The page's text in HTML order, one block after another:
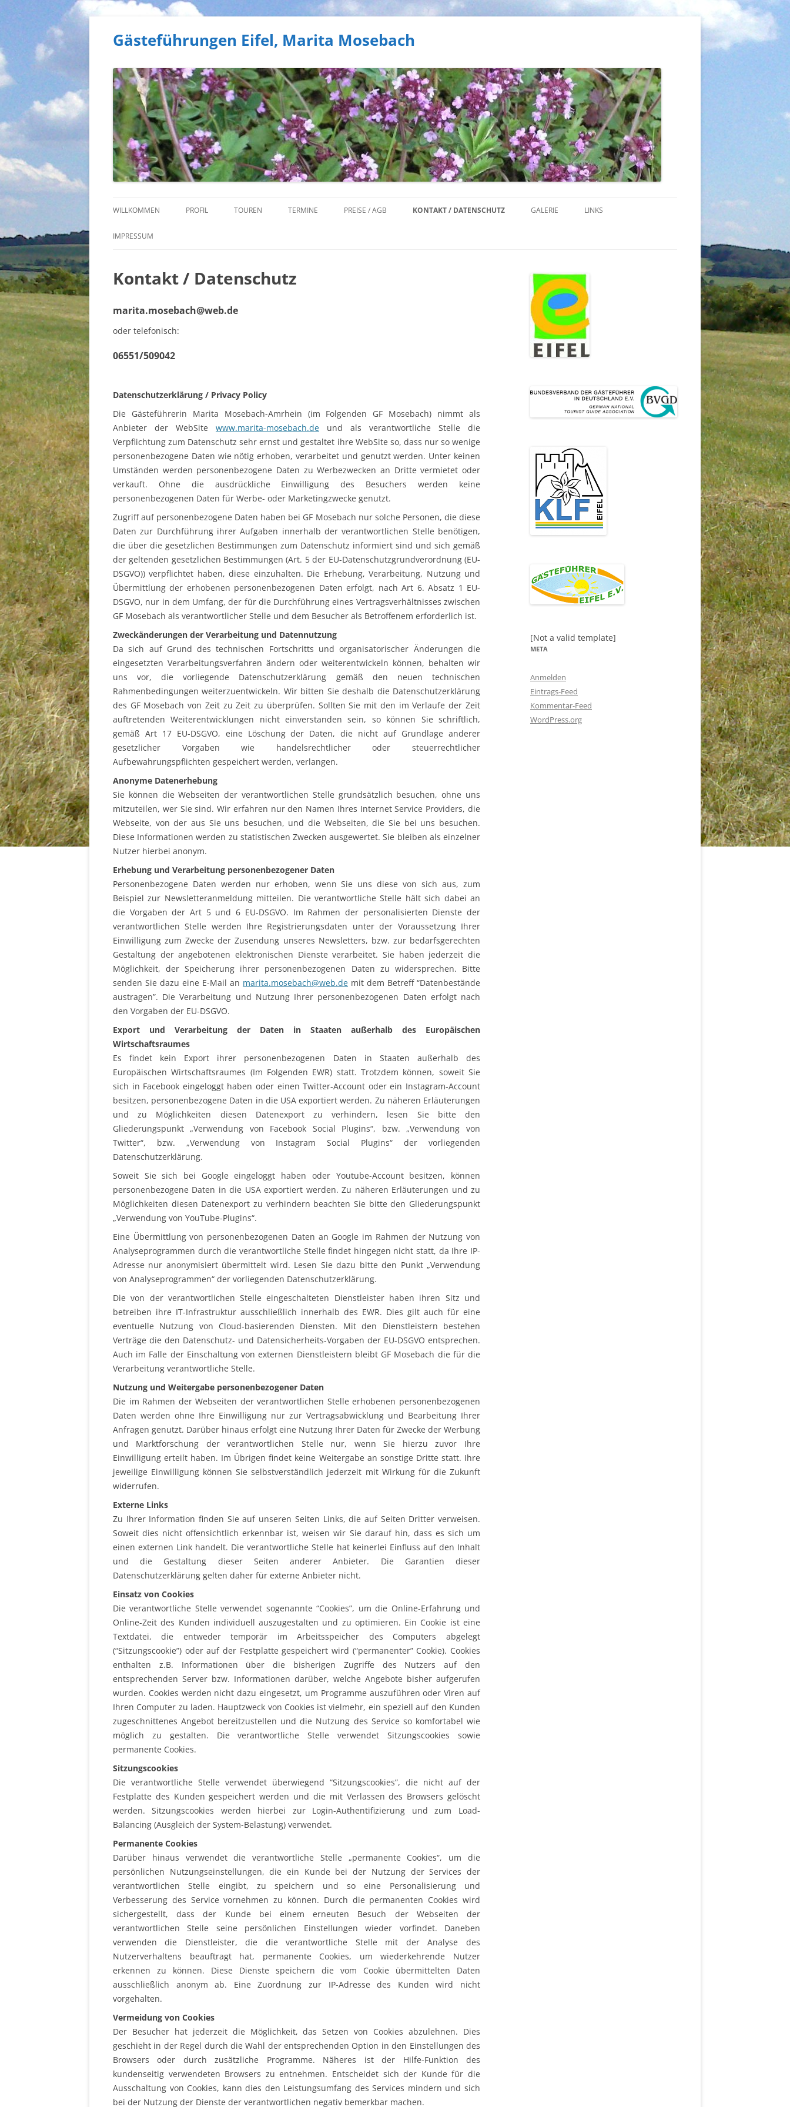
Gästeführungen Eifel, Marita Mosebach
Inhalt
WILLKOMMEN PROFIL TOUREN
VULKANEIFEL
TRIER
TERMINE PREISE / AGB KONTAKT / DATENSCHUTZ GALERIE LINKS
IMPRESSUM
Kontakt / Datenschutz
marita.mosebach@web.de
oder telefonisch:
06551/509042
Datenschutzerklärung / Privacy Policy
Die Gästeführerin Marita Mosebach-Amrhein (im Folgenden GF Mosebach) nimmt als
Anbieter der WebSite www.marita-mosebach.de und als verantwortliche Stelle die
Verpflichtung zum Datenschutz sehr ernst und gestaltet ihre WebSite so, dass nur so wenige
personenbezogene Daten wie nötig erhoben, verarbeitet und genutzt werden. Unter keinen
Umständen werden personenbezogene Daten zu Werbezwecken an Dritte vermietet oder
verkauft. Ohne die ausdrückliche Einwilligung des Besuchers werden keine
personenbezogenen Daten für Werbe- oder Marketingzwecke genutzt.
Zugriff auf personenbezogene Daten haben bei GF Mosebach nur solche Personen, die diese
Daten zur Durchführung ihrer Aufgaben innerhalb der verantwortlichen Stelle benötigen,
die über die gesetzlichen Bestimmungen zum Datenschutz informiert sind und sich gemäß
der geltenden gesetzlichen Bestimmungen (Art. 5 der EU-Datenschutzgrundverordnung (EU-
DSGVO)) verpflichtet haben, diese einzuhalten. Die Erhebung, Verarbeitung, Nutzung und
Übermittlung der erhobenen personenbezogenen Daten erfolgt, nach Art 6. Absatz 1 EU-
DSGVO, nur in dem Umfang, der für die Durchführung eines Vertragsverhältnisses zwischen
GF Mosebach als verantwortlicher Stelle und dem Besucher als Betroffenem erforderlich ist.
Zweckänderungen der Verarbeitung und Datennutzung
Da sich auf Grund des technischen Fortschritts und organisatorischer Änderungen die
eingesetzten Verarbeitungsverfahren ändern oder weiterentwickeln können, behalten wir
uns vor, die vorliegende Datenschutzerklärung gemäß den neuen technischen
Rahmenbedingungen weiterzuentwickeln. Wir bitten Sie deshalb die Datenschutzerklärung
des GF Mosebach von Zeit zu Zeit zu überprüfen. Sollten Sie mit den im Verlaufe der Zeit
auftretenden Weiterentwicklungen nicht einverstanden sein, so können Sie schriftlich,
gemäß Art 17 EU-DSGVO, eine Löschung der Daten, die nicht auf Grundlage anderer
gesetzlicher Vorgaben wie handelsrechtlicher oder steuerrechtlicher
Aufbewahrungspflichten gespeichert werden, verlangen.
Anonyme Datenerhebung
Sie können die Webseiten der verantwortlichen Stelle grundsätzlich besuchen, ohne uns
mitzuteilen, wer Sie sind. Wir erfahren nur den Namen Ihres Internet Service Providers, die
Webseite, von der aus Sie uns besuchen, und die Webseiten, die Sie bei uns besuchen.
Diese Informationen werden zu statistischen Zwecken ausgewertet. Sie bleiben als einzelner
Nutzer hierbei anonym.
Erhebung und Verarbeitung personenbezogener Daten
Personenbezogene Daten werden nur erhoben, wenn Sie uns diese von sich aus, zum
Beispiel zur Newsletteranmeldung mitteilen. Die verantwortliche Stelle hält sich dabei an
die Vorgaben der Art 5 und 6 EU-DSGVO. Im Rahmen der personalisierten Dienste der
verantwortlichen Stelle werden Ihre Registrierungsdaten unter der Voraussetzung Ihrer
Einwilligung zum Zwecke der Zusendung unseres Newsletters, bzw. zur bedarfsgerechten
Gestaltung der angebotenen elektronischen Dienste verarbeitet. Sie haben jederzeit die
Möglichkeit, der Speicherung ihrer personenbezogenen Daten zu widersprechen. Bitte
senden Sie dazu eine E-Mail an marita.mosebach@web.de mit dem Betreff “Datenbestände
austragen”. Die Verarbeitung und Nutzung Ihrer personenbezogenen Daten erfolgt nach
den Vorgaben der EU-DSGVO.
Export und Verarbeitung der Daten in Staaten außerhalb des Europäischen
Wirtschaftsraumes
Es findet kein Export ihrer personenbezogenen Daten in Staaten außerhalb des
Europäischen Wirtschaftsraumes (Im Folgenden EWR) statt. Trotzdem können, soweit Sie
sich in Facebook eingeloggt haben oder einen Twitter-Account oder ein Instagram-Account
besitzen, personenbezogene Daten in die USA exportiert werden. Zu näheren Erläuterungen
und zu Möglichkeiten diesen Datenexport zu verhindern, lesen Sie bitte den
Gliederungspunkt „Verwendung von Facebook Social Plugins“, bzw. „Verwendung von
Twitter“, bzw. „Verwendung von Instagram Social Plugins“ der vorliegenden
Datenschutzerklärung.
Soweit Sie sich bei Google eingeloggt haben oder Youtube-Account besitzen, können
personenbezogene Daten in die USA exportiert werden. Zu näheren Erläuterungen und zu
Möglichkeiten diesen Datenexport zu verhindern beachten Sie bitte den Gliederungspunkt
„Verwendung von YouTube-Plugins“.
Eine Übermittlung von personenbezogenen Daten an Google im Rahmen der Nutzung von
Analyseprogrammen durch die verantwortliche Stelle findet hingegen nicht statt, da Ihre IP-
Adresse nur anonymisiert übermittelt wird. Lesen Sie dazu bitte den Punkt „Verwendung
von Analyseprogrammen“ der vorliegenden Datenschutzerklärung.
Die von der verantwortlichen Stelle eingeschalteten Dienstleister haben ihren Sitz und
betreiben ihre IT-Infrastruktur ausschließlich innerhalb des EWR. Dies gilt auch für eine
eventuelle Nutzung von Cloud-basierenden Diensten. Mit den Dienstleistern bestehen
Verträge die den Datenschutz- und Datensicherheits-Vorgaben der EU-DSGVO entsprechen.
Auch im Falle der Einschaltung von externen Dienstleistern bleibt GF Mosebach die für die
Verarbeitung verantwortliche Stelle.
Nutzung und Weitergabe personenbezogener Daten
Die im Rahmen der Webseiten der verantwortlichen Stelle erhobenen personenbezogenen
Daten werden ohne Ihre Einwilligung nur zur Vertragsabwicklung und Bearbeitung Ihrer
Anfragen genutzt. Darüber hinaus erfolgt eine Nutzung Ihrer Daten für Zwecke der Werbung
und Marktforschung der verantwortlichen Stelle nur, wenn Sie hierzu zuvor Ihre
Einwilligung erteilt haben. Im Übrigen findet keine Weitergabe an sonstige Dritte statt. Ihre
jeweilige Einwilligung können Sie selbstverständlich jederzeit mit Wirkung für die Zukunft
widerrufen.
Externe Links
Zu Ihrer Information finden Sie auf unseren Seiten Links, die auf Seiten Dritter verweisen.
Soweit dies nicht offensichtlich erkennbar ist, weisen wir Sie darauf hin, dass es sich um
einen externen Link handelt. Die verantwortliche Stelle hat keinerlei Einfluss auf den Inhalt
und die Gestaltung dieser Seiten anderer Anbieter. Die Garantien dieser
Datenschutzerklärung gelten daher für externe Anbieter nicht.
Einsatz von Cookies
Die verantwortliche Stelle verwendet sogenannte “Cookies”, um die Online-Erfahrung und
Online-Zeit des Kunden individuell auszugestalten und zu optimieren. Ein Cookie ist eine
Textdatei, die entweder temporär im Arbeitsspeicher des Computers abgelegt
(“Sitzungscookie”) oder auf der Festplatte gespeichert wird (“permanenter” Cookie). Cookies
enthalten z.B. Informationen über die bisherigen Zugriffe des Nutzers auf den
entsprechenden Server bzw. Informationen darüber, welche Angebote bisher aufgerufen
wurden. Cookies werden nicht dazu eingesetzt, um Programme auszuführen oder Viren auf
Ihren Computer zu laden. Hauptzweck von Cookies ist vielmehr, ein speziell auf den Kunden
zugeschnittenes Angebot bereitzustellen und die Nutzung des Service so komfortabel wie
möglich zu gestalten. Die verantwortliche Stelle verwendet Sitzungscookies sowie
permanente Cookies.
Sitzungscookies
Die verantwortliche Stelle verwendet überwiegend “Sitzungscookies”, die nicht auf der
Festplatte des Kunden gespeichert werden und die mit Verlassen des Browsers gelöscht
werden. Sitzungscookies werden hierbei zur Login-Authentifizierung und zum Load-
Balancing (Ausgleich der System-Belastung) verwendet.
Permanente Cookies
Darüber hinaus verwendet die verantwortliche Stelle „permanente Cookies“, um die
persönlichen Nutzungseinstellungen, die ein Kunde bei der Nutzung der Services der
verantwortlichen Stelle eingibt, zu speichern und so eine Personalisierung und
Verbesserung des Service vornehmen zu können. Durch die permanenten Cookies wird
sichergestellt, dass der Kunde bei einem erneuten Besuch der Webseiten der
verantwortlichen Stelle seine persönlichen Einstellungen wieder vorfindet. Daneben
verwenden die Dienstleister, die die verantwortliche Stelle mit der Analyse des
Nutzerverhaltens beauftragt hat, permanente Cookies, um wiederkehrende Nutzer
erkennen zu können. Diese Dienste speichern die vom Cookie übermittelten Daten
ausschließlich anonym ab. Eine Zuordnung zur IP-Adresse des Kunden wird nicht
vorgehalten.
Vermeidung von Cookies
Der Besucher hat jederzeit die Möglichkeit, das Setzen von Cookies abzulehnen. Dies
geschieht in der Regel durch die Wahl der entsprechenden Option in den Einstellungen des
Browsers oder durch zusätzliche Programme. Näheres ist der Hilfe-Funktion des
kundenseitig verwendeten Browsers zu entnehmen. Entscheidet sich der Kunde für die
Ausschaltung von Cookies, kann dies den Leistungsumfang des Services mindern und sich
bei der Nutzung der Dienste der verantwortlichen negativ bemerkbar machen.
[Not a valid template]
META
Anmelden
Eintrags-Feed
Kommentar-Feed
WordPress.org